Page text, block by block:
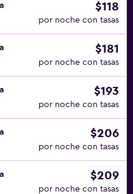
$118
por noche con tasas
$181
por noche con tasas
$193
por noche con tasas
$206
por noche con tasas
$209
por noche con tasas